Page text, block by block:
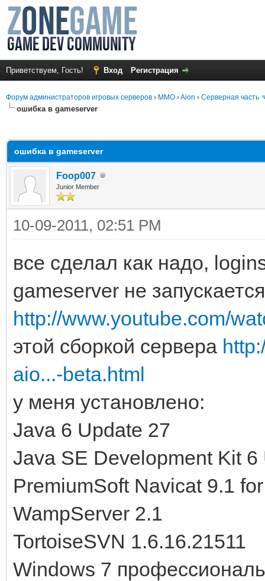
Приветствуем, Гость! Вход Регистрация
Форум администраторов игровых серверов › MMO ›Aion › Серверная часть
ошибка в gameserver
ошибка в gameserver
Foop007
Junior Member
10-09-2011, 02:51 PM
все сделал как надо,
gameserver не
http://www.youtube.com/
этой сборкой сервера
aio...-beta.html
у меня установлено:
Java 6 Update 27
Java SE Development Kit 6
PremiumSoft Navicat 9.1
WampServer 2.1
TortoiseSVN 1.6.16.21511
Windows 7